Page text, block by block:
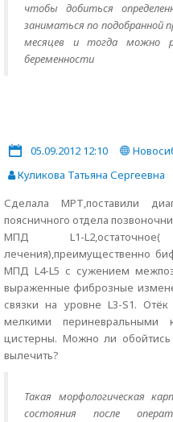
чтобы добиться
заниматься по подобранной
месяцев и тогда можно
беременности
05.09.2012 12:10
Куликова Татьяна Сергеевна
Сделала МРТ,поставили
поясничного отдела
МПД L1-
лечения),преимущественно
МПД L4-L5 с сужением
выраженные фиброзные
связки на уровне L3-S1.
мелкими периневральными
цистерны. Можно ли
вылечить?
Такая морфологическая
состояния после